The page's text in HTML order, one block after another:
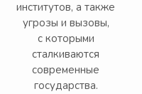
институтов, а также
угрозы и вызовы,
с которыми
сталкиваются
современные
государства.